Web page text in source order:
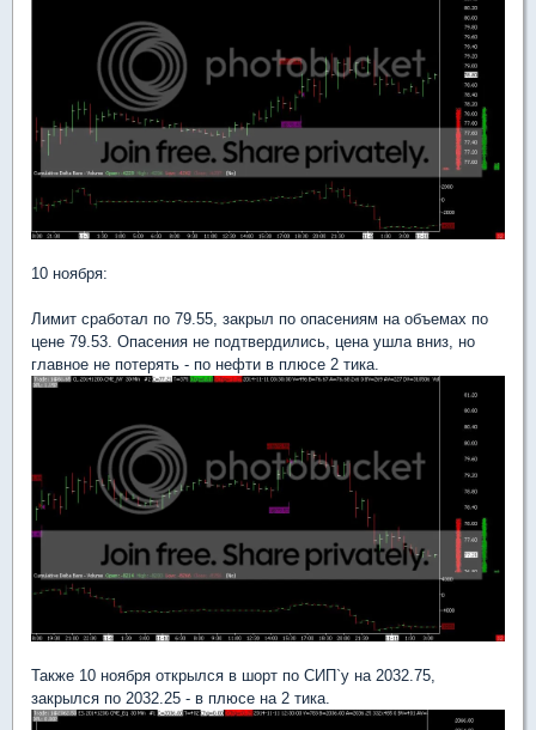
10 ноября:
Лимит сработал по 79.55, закрыл по опасениям на объемах по
цене 79.53. Опасения не подтвердились, цена ушла вниз, но
главное не потерять - по нефти в плюсе 2 тика.
Также 10 ноября открылся в шорт по СИП`у на 2032.75,
закрылся по 2032.25 - в плюсе на 2 тика.